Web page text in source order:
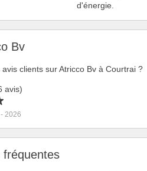
d'énergie.
Bv
clients sur Atricco Bv à Courtrai ?
avis)
2026
fréquentes